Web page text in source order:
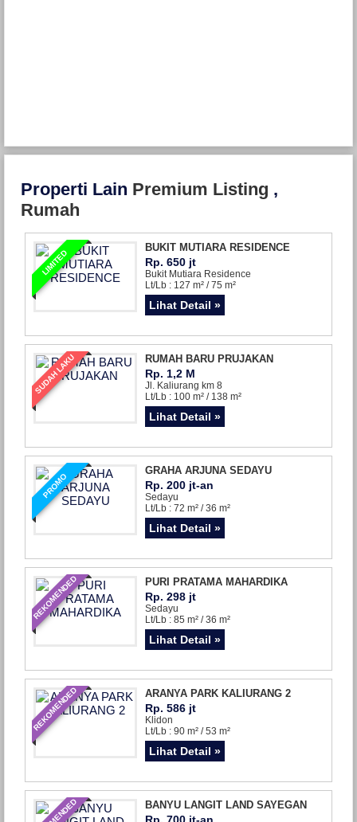
Properti Lain Premium Listing ,
Rumah
LIMITED
BUKIT MUTIARA RESIDENCE
Rp. 650 jt
Bukit Mutiara Residence
Lt/Lb : 127 m² / 75 m²
Lihat Detail »
SUDAH LAKU RUMAH BARU PRUJAKAN
Rp. 1,2 M
Jl. Kaliurang km 8
Lt/Lb : 100 m² / 138 m²
Lihat Detail »
PROMO
GRAHA ARJUNA SEDAYU
Rp. 200 jt-an
Sedayu
Lt/Lb : 72 m² / 36 m²
Lihat Detail »
REKOMENDED PURI PRATAMA MAHARDIKA
Rp. 298 jt
Sedayu
Lt/Lb : 85 m² / 36 m²
Lihat Detail »
REKOMENDED ARANYA PARK KALIURANG 2
Rp. 586 jt
Klidon
Lt/Lb : 90 m² / 53 m²
Lihat Detail »
BANYU LANGIT LAND SAYEGAN
Rp. 700 jt-an